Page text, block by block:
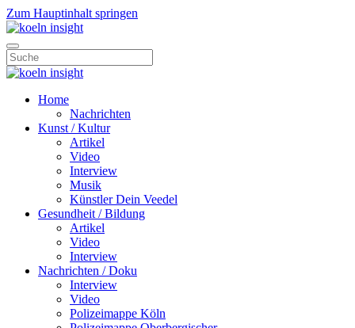
Zum Hauptinhalt springen
Home
Nachrichten
Kunst / Kultur
Artikel
Video
Interview
Musik
Künstler Dein Veedel
Gesundheit / Bildung
Artikel
Video
Interview
Nachrichten / Doku
Interview
Video
Polizeimappe Köln